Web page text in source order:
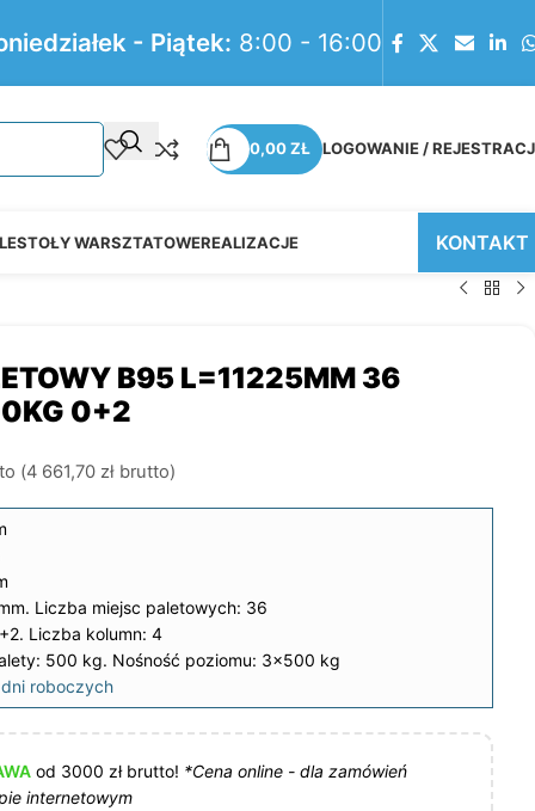
- Piątek: 8:00 - 16:00
0,00ZŁ LOGOWANIE /
STOŁY WARSZTATOWEREALIZACJE KONTAKT
B95 L=11225MM 36
0+2
(4 661,70 zł brutto)
Liczba miejsc paletowych: 36
Liczba kolumn: 4
500 kg. Nośność poziomu: 3×500 kg
roboczych
od 3000 zł brutto! *Cena online - dla zamówień
internetowym